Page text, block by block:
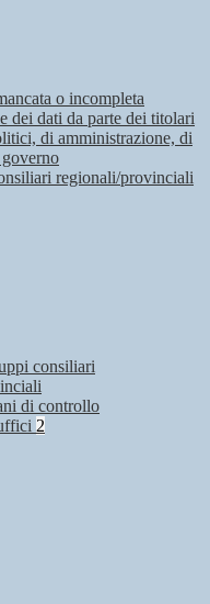
o incompleta
dei dati da parte dei titolari
di amministrazione, di
regionali/provinciali
consiliari
di controllo
2